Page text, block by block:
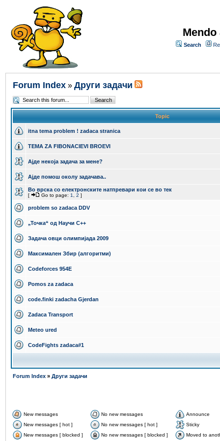
Search
Forum Index » Други задачи
Topic
itna tema problem ! zadaca stranica
TEMA ZA FIBONACIEVI BROEVI
Ајде некоја задача за мене?
Aјде помош околу задачава..
Во врска со електронските натпревари кои се во тек
[ Go to page: 1 2 ]
problem so zadaca DDV
„Точка“ од Научи С++
Задача овци олимпијада 2009
Максимален Збир (алгоритми)
Codeforces 954E
Pomos za zadaca
code.finki zadacha Gjerdan
Zadaca Transport
Meteo ured
CodeFights zadaca#1
Forum Index » Други задачи
New messages No new messages
Announce
New messages [ hot ]
No new messages [ hot ]
Sticky
New messages [ blocked ]
No new messages [ blocked ] Moved to